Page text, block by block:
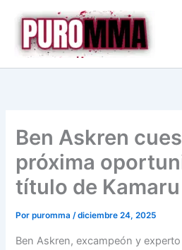
contenido
Ben Askren
próxima
título de
Porpuromma/diciembre 24, 2025
Ben Askren, excampeón y